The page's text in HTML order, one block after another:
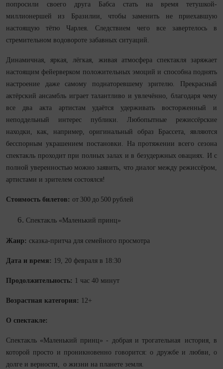
попросили своего друга Бабса стать на время тетушкой-
миллионершей из Бразилии, чтобы заменить не приехавшую
настоящую тётю Чарлея. Следствием чего все завертелось в
стремительном водовороте забавных ситуаций.
Динамичная, яркая, лёгкая, живая атмосфера спектакля заряжает
настоящим фейерверком положительных эмоций и способна поднять
настроение даже самому поднаторевшему зрителю. Прекрасный
актёрский ансамбль играет талантливо и увлечённо, благодаря чему
все два акта артистам удаётся удерживать восторженный и
неподдельный интерес публики. Любопытные режиссёрские
находки, как, например, оригинальный образ Брассета, являются
бесспорным украшением постановки. На протяжении всего сезона
спектакль проходит при полных залах и в безудержных овациях. И с
полной уверенностью можно заявить, что диалог между режиссёром,
артистами и зрителем состоялся!
Стоимость билетов: от 300 до 500 рублей
Спектакль «Маленький принц»
Жанр: сказка-притча для семейного просмотра
Дата и время: 19, 20 февраля в 18:30
Продолжительность: 1 час 40 минут
Возрастная категория: 12+
О спектакле:
Спектакль «Маленький принц» - добрая и трогательная история, в
которой просто и проникновенно говорится: о дружбе и любви, о
долге и верности, о жизни на планете земля.